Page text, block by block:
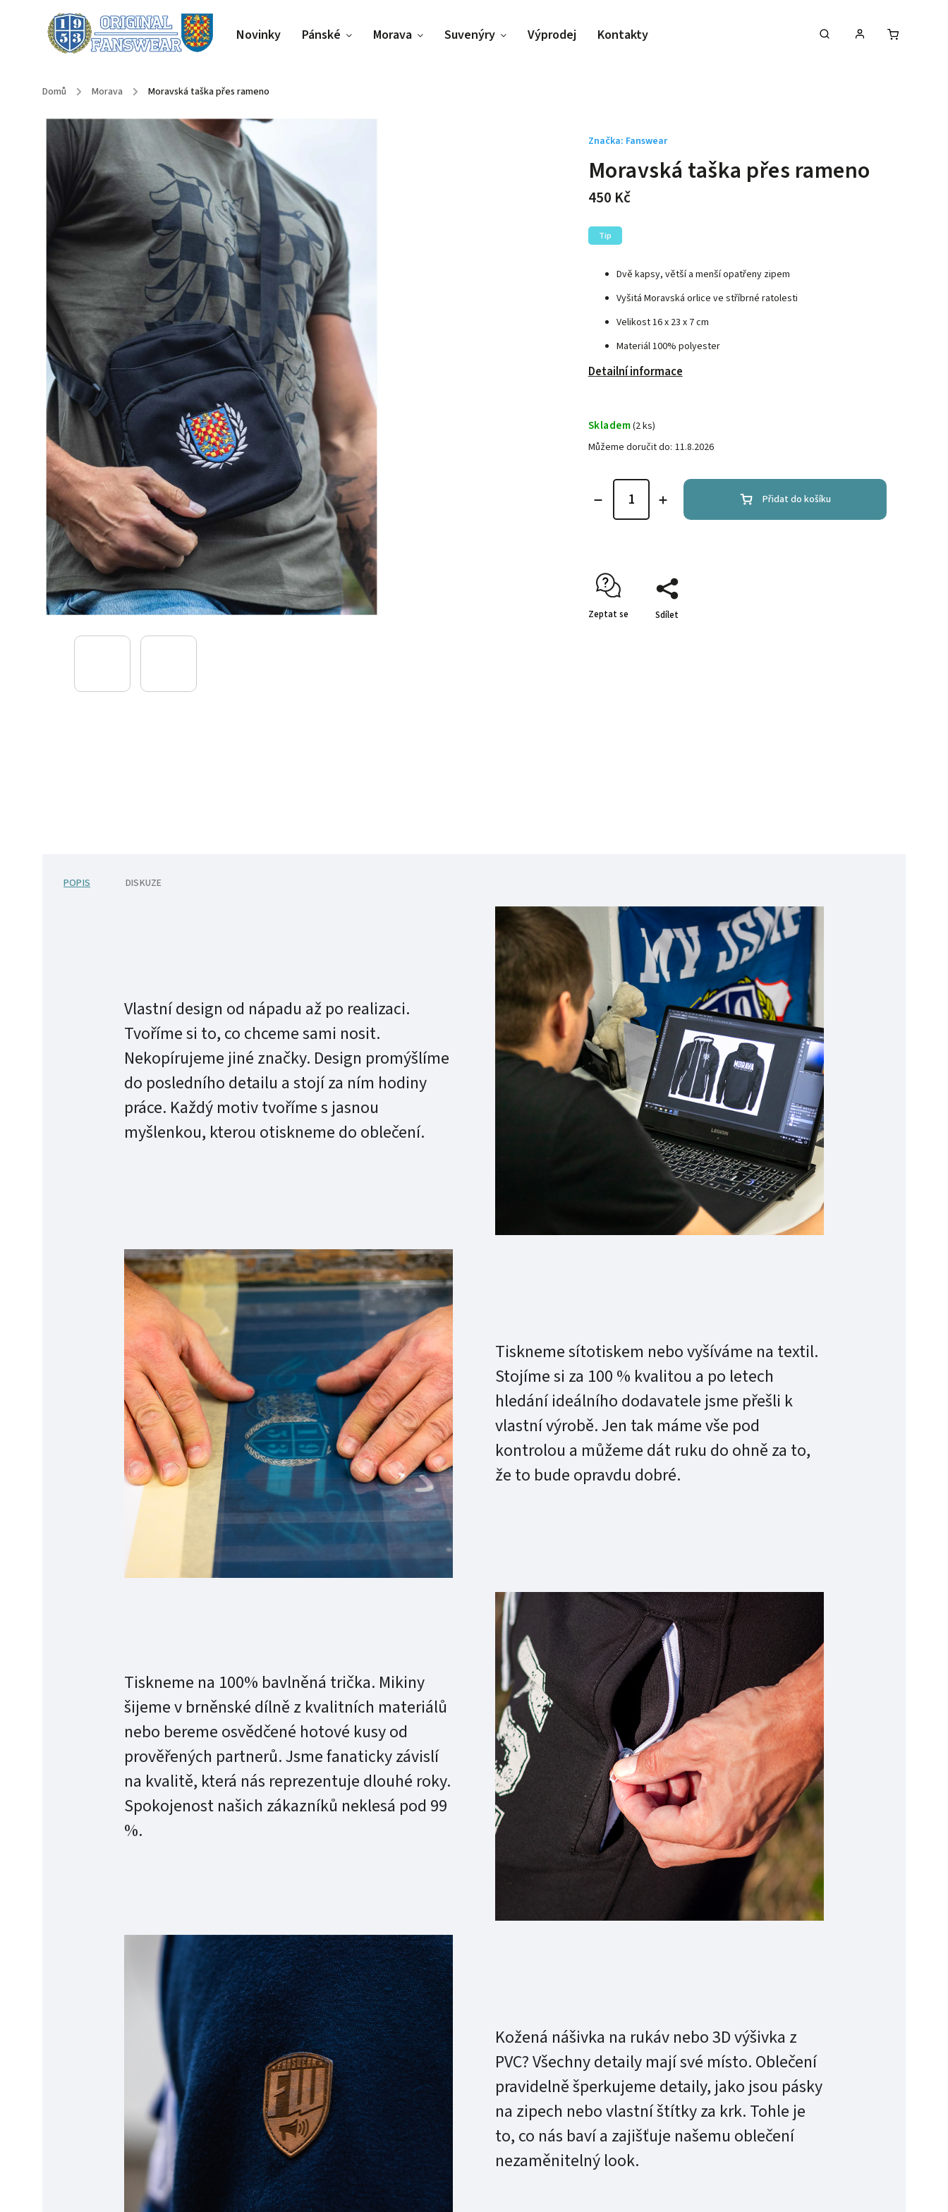
Novinky Pánské Morava Suvenýry Výprodej Kontakty
Domů / Morava / Moravská taška přes rameno
Moravská taška přes rameno
450 Kč
Dvě kapsy, větší a menší opatřeny zipem
Vyšitá Moravská orlice ve stříbrné ratolesti
Velikost 16 x 23 x 7 cm
Materiál 100% polyester
Detailní informace
Tip
Značka: Fanswear
Skladem(2 ks)
Můžeme doručit do: 11.8.2026
Přidat do košíku
Zeptat se Sdílet
POPIS DISKUZE
Vlastní design od nápadu až po realizaci.
Tvoříme si to, co chceme sami nosit.
Nekopírujeme jiné značky. Design promýšlíme
do posledního detailu a stojí za ním hodiny
práce. Každý motiv tvoříme s jasnou
myšlenkou, kterou otiskneme do oblečení.
Tiskneme sítotiskem nebo vyšíváme na textil.
Stojíme si za 100 % kvalitou a po letech
hledání ideálního dodavatele jsme přešli k
vlastní výrobě. Jen tak máme vše pod
kontrolou a můžeme dát ruku do ohně za to,
že to bude opravdu dobré.
Tiskneme na 100% bavlněná trička. Mikiny
šijeme v brněnské dílně z kvalitních materiálů
nebo bereme osvědčené hotové kusy od
prověřených partnerů. Jsme fanaticky závislí
na kvalitě, která nás reprezentuje dlouhé roky.
Spokojenost našich zákazníků neklesá pod 99
%.
Kožená nášivka na rukáv nebo 3D výšivka z
PVC? Všechny detaily mají své místo. Oblečení
pravidelně šperkujeme detaily, jako jsou pásky
na zipech nebo vlastní štítky za krk. Tohle je
to, co nás baví a zajišťuje našemu oblečení
nezaměnitelný look.